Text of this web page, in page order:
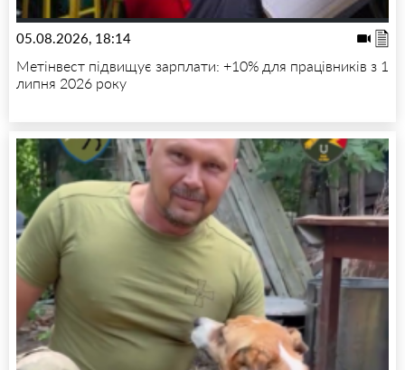
05.08.2026, 18:14
Метінвест підвищує зарплати: +10% для працівників з 1
липня 2026 року